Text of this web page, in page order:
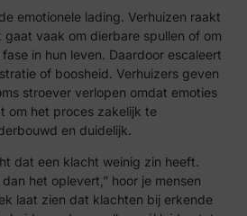
emotionele lading. Verhuizen raakt
gaat vaak om dierbare spullen of om
in hun leven. Daardoor escaleert
of boosheid. Verhuizers geven
stroever verlopen omdat emoties
om het proces zakelijk te
en duidelijk.
dat een klacht weinig zin heeft.
het oplevert,” hoor je mensen
laat zien dat klachten bij erkende